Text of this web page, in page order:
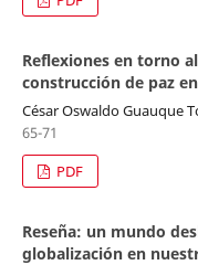
Reflexiones en torno
construcción de paz
César Oswaldo Guauque
65-71
PDF
Reseña: un mundo
globalización en